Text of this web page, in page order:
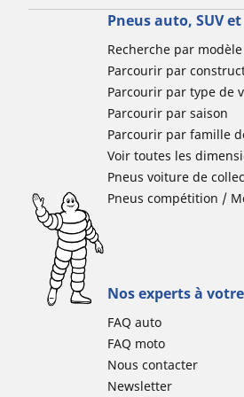
Pneus auto, SUV
Recherche par
Parcourir par
Parcourir par type de
Parcourir par saison
Parcourir par famille
Voir toutes les
Pneus voiture de
Pneus compétition /
Nos experts à
FAQ auto
FAQ moto
Nous contacter
Newsletter